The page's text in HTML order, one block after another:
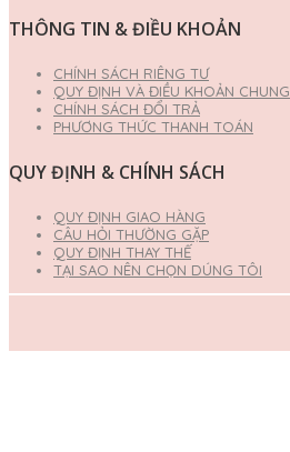
THÔNG TIN & ĐIỀU KHOẢN
CHÍNH SÁCH RIÊNG TƯ
QUY ĐỊNH VÀ ĐIỀU KHOẢN CHUNG
CHÍNH SÁCH ĐỔI TRẢ
PHƯƠNG THỨC THANH TOÁN
QUY ĐỊNH & CHÍNH SÁCH
QUY ĐỊNH GIAO HÀNG
CÂU HỎI THƯỜNG GẶP
QUY ĐỊNH THAY THẾ
TẠI SAO NÊN CHỌN DÚNG TÔI